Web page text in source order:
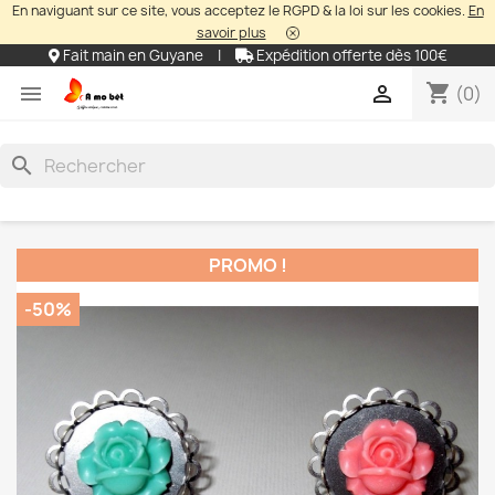
En naviguant sur ce site, vous acceptez le RGPD & la loi sur les cookies.En
savoir plus
Fait main en Guyane | Expédition offerte dès 100€
 shopping_cart (0)

search
PROMO !
-50%